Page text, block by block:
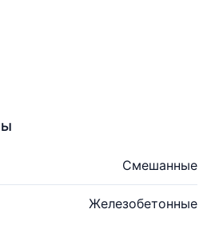
Смешанные
Железобетонные